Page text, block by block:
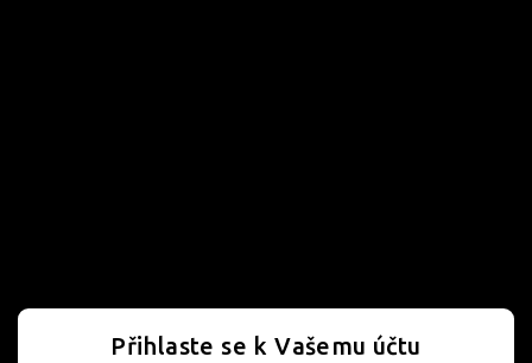
Přihlaste se k Vašemu účtu